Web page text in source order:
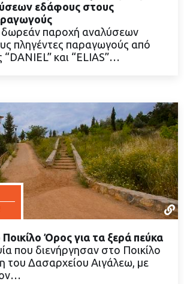
ΠΕΡΙΣΣΟΤΕΡΑ
εδάφους στους
δωρεάν παροχή αναλύσεων
πληγέντες παραγωγούς από
“DANIEL” και “ELIAS”…
ΠΕΡΙΣΣΟΤΕΡΑ
Όρος για τα ξερά πεύκα
που διενήργησαν στο Ποικίλο
του Δασαρχείου Αιγάλεω, με